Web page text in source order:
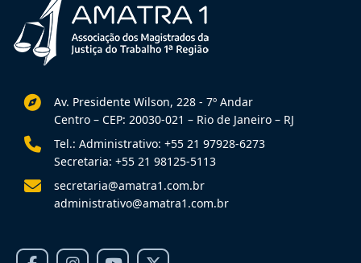
Av. Presidente Wilson, 228 - 7º Andar
Centro – CEP: 20030-021 – Rio de Janeiro – RJ
Tel.: Administrativo: +55 21 97928-6273
Secretaria: +55 21 98125-5113
secretaria@amatra1.com.br
administrativo@amatra1.com.br